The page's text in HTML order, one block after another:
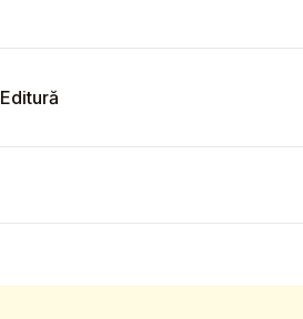
Editură